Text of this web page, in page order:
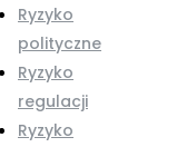
Ryzyko
polityczne
Ryzyko
regulacji
Ryzyko